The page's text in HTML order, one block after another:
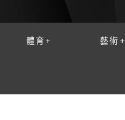
體育+ 藝術+